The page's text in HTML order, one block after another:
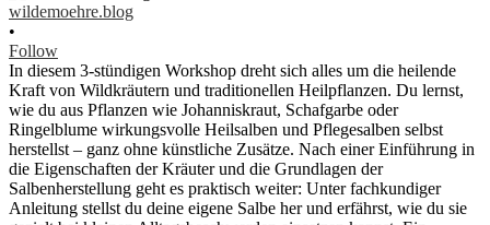
wildemoehre.blog
•
Follow
In diesem 3-stündigen Workshop dreht sich alles um die heilende
Kraft von Wildkräutern und traditionellen Heilpflanzen. Du lernst,
wie du aus Pflanzen wie Johanniskraut, Schafgarbe oder
Ringelblume wirkungsvolle Heilsalben und Pflegesalben selbst
herstellst – ganz ohne künstliche Zusätze. Nach einer Einführung in
die Eigenschaften der Kräuter und die Grundlagen der
Salbenherstellung geht es praktisch weiter: Unter fachkundiger
Anleitung stellst du deine eigene Salbe her und erfährst, wie du sie